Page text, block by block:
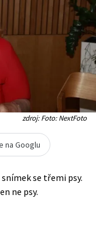
zdroj: Foto: NextFoto
na Googlu
se třemi psy.
ne psy.